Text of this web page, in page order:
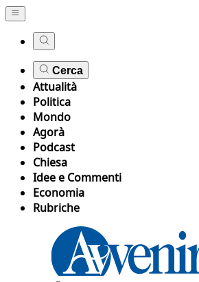
Cerca
Attualità
Politica
Mondo
Agorà
Podcast
Chiesa
Idee e Commenti
Economia
Rubriche